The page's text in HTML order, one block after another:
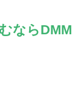
ならDMM